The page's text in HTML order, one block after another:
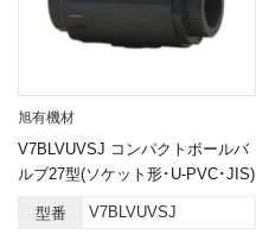
旭有機材
V7BLVUVSJ コンパクトボールバ
ルブ27型(ソケット形･U-PVC･JIS)
型番 V7BLVUVSJ